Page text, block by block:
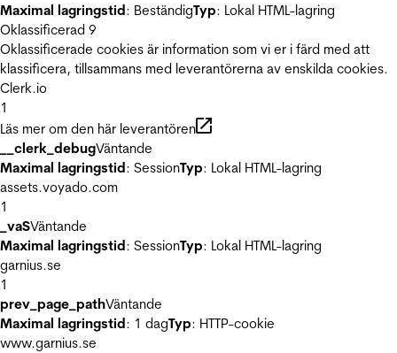
Maximal lagringstid: BeständigTyp: Lokal HTML-lagring
Oklassificerad 9
Oklassificerade cookies är information som vi er i färd med att
klassificera, tillsammans med leverantörerna av enskilda cookies.
Clerk.io
1
Läs mer om den här leverantören
__clerk_debugVäntande
Maximal lagringstid: SessionTyp: Lokal HTML-lagring
assets.voyado.com
1
_vaSVäntande
Maximal lagringstid: SessionTyp: Lokal HTML-lagring
garnius.se
1
prev_page_pathVäntande
Maximal lagringstid: 1 dagTyp: HTTP-cookie
www.garnius.se